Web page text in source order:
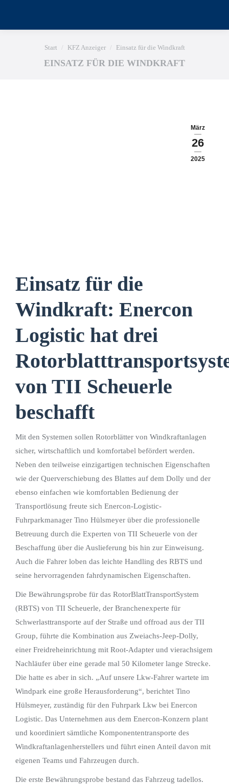
Sie befinden sich hier:
Start KFZ Anzeiger Einsatz für die Windkraft
EINSATZ FÜR DIE WINDKRAFT
März
26
2025
Einsatz für die
Windkraft: Enercon
Logistic hat drei
von TII Scheuerle
beschafft
Mit den Systemen sollen Rotorblätter von Windkraftanlagen
sicher, wirtschaftlich und komfortabel befördert werden.
Neben den teilweise einzigartigen technischen Eigenschaften
wie der Querverschiebung des Blattes auf dem Dolly und der
ebenso einfachen wie komfortablen Bedienung der
Transportlösung freute sich Enercon-Logistic-
Fuhrparkmanager Tino Hülsmeyer über die professionelle
Betreuung durch die Experten von TII Scheuerle von der
Beschaffung über die Auslieferung bis hin zur Einweisung.
Auch die Fahrer loben das leichte Handling des RBTS und
seine hervorragenden fahrdynamischen Eigenschaften.
Die Bewährungsprobe für das RotorBlattTransportSystem
(RBTS) von TII Scheuerle, der Branchenexperte für
Schwerlasttransporte auf der Straße und offroad aus der TII
Group, führte die Kombination aus Zweiachs-Jeep-Dolly,
einer Freidreheinrichtung mit Root-Adapter und vierachsigem
Nachläufer über eine gerade mal 50 Kilometer lange Strecke.
Die hatte es aber in sich. „Auf unsere Lkw-Fahrer wartete im
Windpark eine große Herausforderung“, berichtet Tino
Hülsmeyer, zuständig für den Fuhrpark Lkw bei Enercon
Logistic. Das Unternehmen aus dem Enercon-Konzern plant
und koordiniert sämtliche Komponententransporte des
Windkraftanlagenherstellers und führt einen Anteil davon mit
eigenen Teams und Fahrzeugen durch.
Die erste Bewährungsprobe bestand das Fahrzeug tadellos.